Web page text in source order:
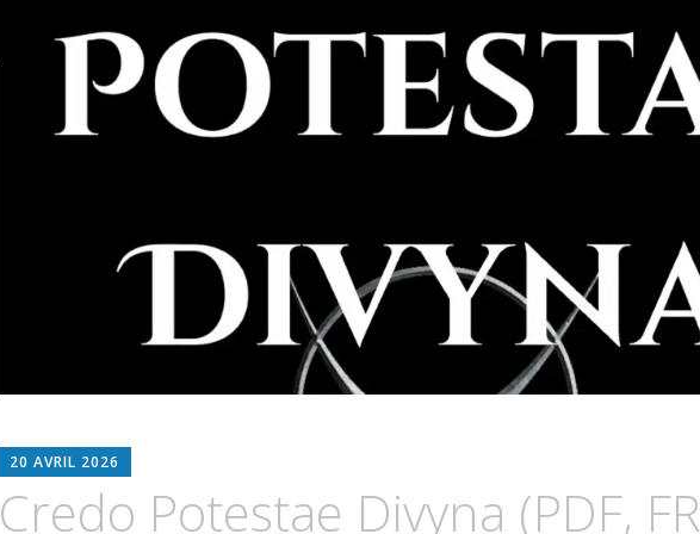
20 AVRIL 2026
Credo Potestae Divyna (PDF,